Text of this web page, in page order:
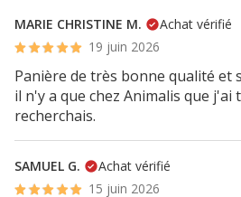
MARIE CHRISTINE M.
Achat vérifié
19 juin 2026
Panière de très bonne qualité et
il n'y a que chez Animalis que j'ai
recherchais.
SAMUEL G.
Achat vérifié
15 juin 2026